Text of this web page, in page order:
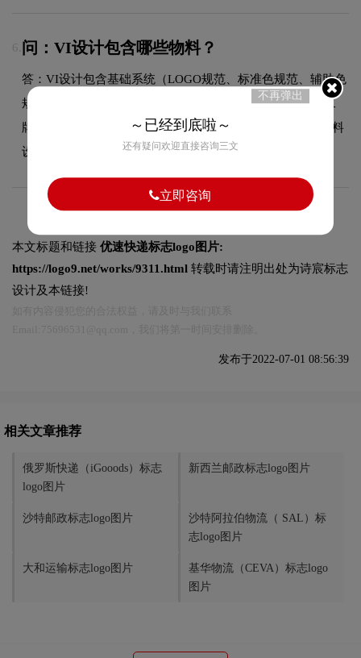
6. 问：VI设计包含哪些物料？
答：VI设计包含基础系统（LOGO规范、标准色规范、辅助色
规范、标准字体规范）和应用系统（名片、信封、信纸、工
牌、纸杯、手提袋、PPT模板、员工胸牌等全套企业视觉物料
设计）。
本文标题和链接 优速快递标志logo图片:
https://logo9.net/works/9311.html 转载时请注明出处为诗宸标志
设计及本链接!
发布于2022-07-01 08:56:39
相关文章推荐
俄罗斯快递（iGooods）标志
logo图片
新西兰邮政标志logo图片
沙特邮政标志logo图片
沙特阿拉伯物流（ SAL）标
志logo图片
大和运输标志logo图片
基华物流（CEVA）标志logo
图片
不再弹出
～已经到底啦～
还有疑问欢迎直接咨询三文
立即咨询